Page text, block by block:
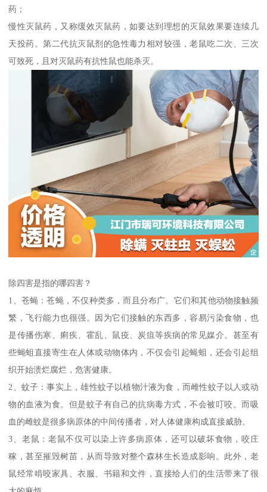
药；
慢性灭鼠药，又称缓效灭鼠药，如要达到理想的灭鼠效果要连续几
天投药。第二代抗灭鼠剂的急性毒力相对较强，老鼠吃二次、三次
可致死，且对灭鼠药有抗性鼠也能杀灭。
除四害是指的哪四害？
1、苍蝇：苍蝇，不仅种类多，而且分布广。它们和其他动物接触频
繁，飞行能力也很强。因为它们接触的东西多，容易污染食物，也
是传播伤寒、痢疾、霍乱、鼠疫、炭疽等疾病的常见媒介。甚至有
些蝇蛆直接寄生在人体或动物体内，不仅会引起蝇蛆，还会引起组
织开始溃烂腐烂，危害健康。
2、蚊子：事实上，雄性蚊子以植物汁液为食，而雌性蚊子以人或动
物的血液为食。但是蚊子有自己的抗病毒方式，不会被叮咬。而吸
血的雌蚊是很多病原体的中间传播者，对人体健康构成直接威胁。
3、老鼠：老鼠不仅可以染上许多病原体，还可以破坏食物，咬庄
稼，甚至摧毁树苗，从而导致对整个森林生长造成影响。此外，老
鼠经常啃咬家具、衣服、书籍和文件，直接给人们的生活带来了很